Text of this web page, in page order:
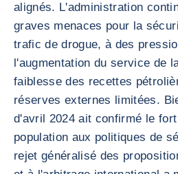
alignés. L'administration
graves menaces pour la
trafic de drogue, à des
l'augmentation du service de
faiblesse des recettes
réserves externes limitées.
d'avril 2024 ait confirmé le
population aux politiques de
rejet généralisé des